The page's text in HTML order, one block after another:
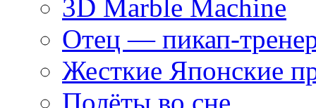
3D Marble Machine
Отец — пикап-
Жесткие Японские